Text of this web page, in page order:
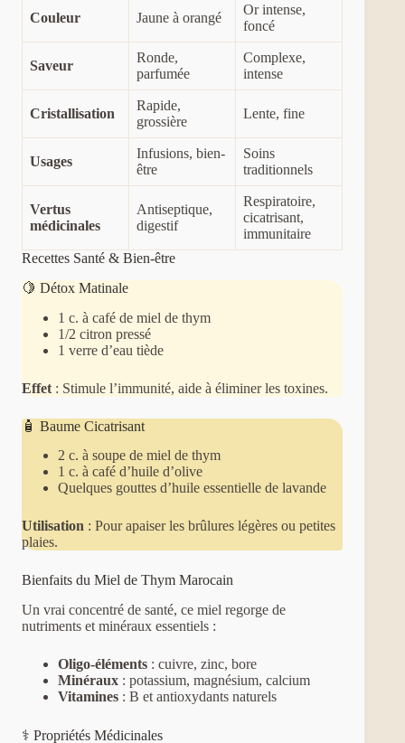
Couleur Jaune à orangé
Or intense,
foncé
Saveur
Ronde,
parfumée
Complexe,
intense
Cristallisation
Rapide,
grossière
Lente, fine
Usages
Infusions, bien-
être
Soins
traditionnels
Vertus
médicinales
Antiseptique,
digestif
Respiratoire,
cicatrisant,
immunitaire
Recettes Santé & Bien-être
🍋 Détox Matinale
1 c. à café de miel de thym
1/2 citron pressé
1 verre d’eau tiède
Effet : Stimule l’immunité, aide à éliminer les toxines.
🧴 Baume Cicatrisant
2 c. à soupe de miel de thym
1 c. à café d’huile d’olive
Quelques gouttes d’huile essentielle de lavande
Utilisation : Pour apaiser les brûlures légères ou petites
plaies.
Bienfaits du Miel de Thym Marocain
Un vrai concentré de santé, ce miel regorge de
nutriments et minéraux essentiels :
Oligo-éléments : cuivre, zinc, bore
Minéraux : potassium, magnésium, calcium
Vitamines : B et antioxydants naturels
⚕️ Propriétés Médicinales